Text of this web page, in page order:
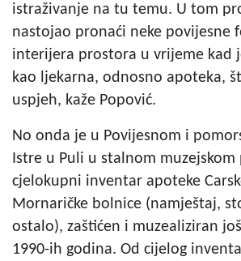
istraživanje na tu temu. U tom
nastojao pronaći neke povijesne
interijera prostora u vrijeme kad
kao ljekarna, odnosno apoteka,
uspjeh, kaže Popović.
No onda je u Povijesnom i
Istre u Puli u stalnom
cjelokupni inventar apoteke
Mornaričke bolnice (namještaj,
ostalo), zaštićen i muzealiziran
1990-ih godina. Od cijelog